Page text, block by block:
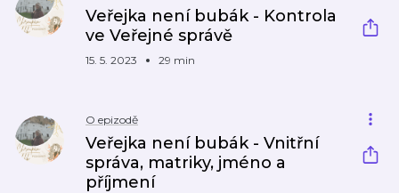
Veřejka není bubák - Kontrola
ve Veřejné správě
15. 5. 2023 29 min
O epizodě
Veřejka není bubák - Vnitřní
správa, matriky, jméno a
příjmení